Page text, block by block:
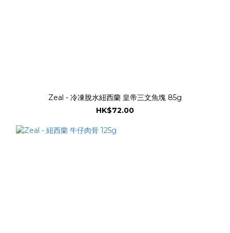
Zeal - 冷凍脫水紐西蘭 皇帝三文魚塊 85g
HK$72.00